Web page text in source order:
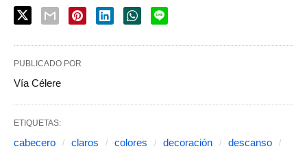
PUBLICADO POR
Vía Célere
ETIQUETAS:
cabecero claros colores decoración
descanso